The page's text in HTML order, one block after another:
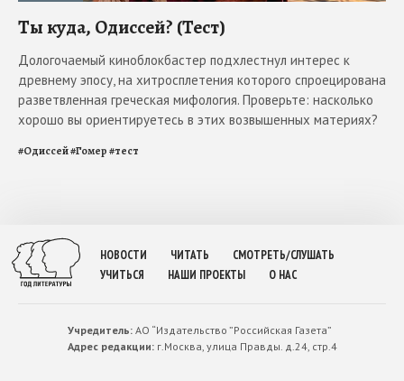
Ты куда, Одиссей? (Тест)
Дологочаемый киноблокбастер подхлестнул интерес к
древнему эпосу, на хитросплетения которого спроецирована
разветвленная греческая мифология. Проверьте: насколько
хорошо вы ориентируетесь в этих возвышенных материях?
#Одиссей#Гомер#тест
НОВОСТИ ЧИТАТЬ
СМОТРЕТЬ/СЛУШАТЬ
УЧИТЬСЯ
НАШИ ПРОЕКТЫ О НАС
Учредитель:АО “Издательство ”Российская Газета”
Адрес редакции:г.Москва, улица Правды. д.24, стр.4